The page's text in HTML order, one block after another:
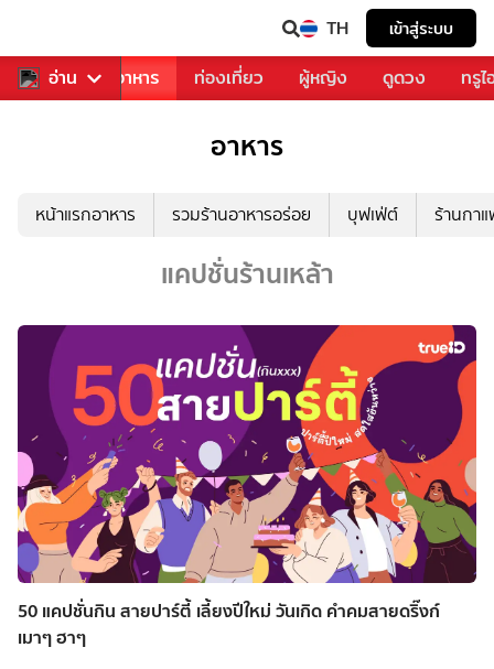
TH เข้าสู่ระบบ
อ่าน
การเพลง อาหาร ท่องเที่ยว ผู้หญิง ดูดวง ทรู
อาหาร
หน้าแรกอาหาร รวมร้านอาหารอร่อย บุฟเฟ่ต์ ร้านกา
แคปชั่นร้านเหล้า
50 แคปชั่นกิน สายปาร์ตี้ เลี้ยงปีใหม่ วันเกิด คำคมสายดริ๊งก์
เมาๆ ฮาๆ